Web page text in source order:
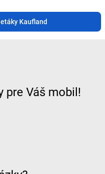
Kaufland
pre Váš mobil!